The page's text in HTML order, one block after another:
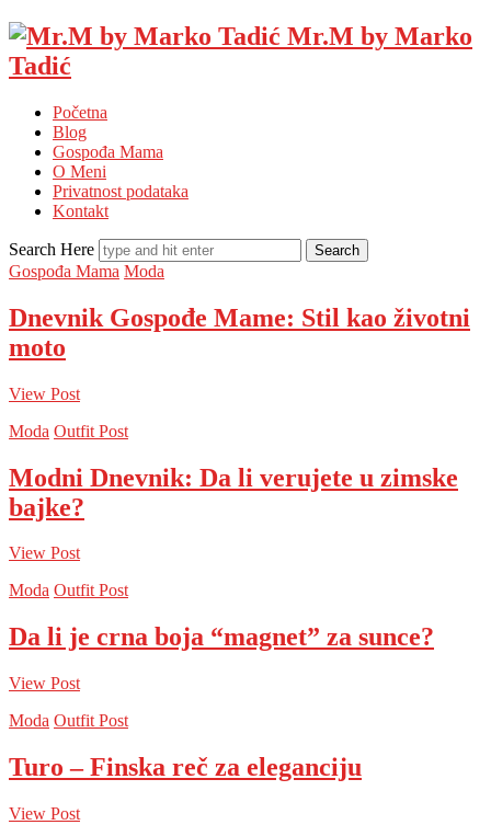
Mr.M by Marko
Tadić
Početna
Blog
Gospođa Mama
O Meni
Privatnost podataka
Kontakt
Search Here
Gospođa Mama Moda
Dnevnik Gospođe Mame: Stil kao životni
moto
View Post
Moda Outfit Post
Modni Dnevnik: Da li verujete u zimske
bajke?
View Post
Moda Outfit Post
Da li je crna boja “magnet” za sunce?
View Post
Moda Outfit Post
Turo – Finska reč za eleganciju
View Post